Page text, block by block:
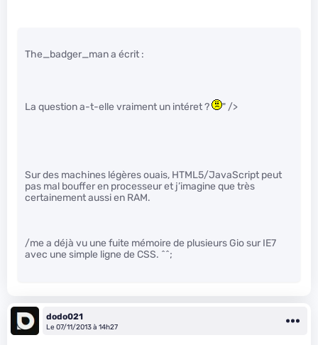
The_badger_man a écrit :
La question a-t-elle vraiment un intéret ? " />
Sur des machines légères ouais, HTML5/JavaScript peut
pas mal bouffer en processeur et j’imagine que très
certainement aussi en RAM.
/me a déjà vu une fuite mémoire de plusieurs Gio sur IE7
avec une simple ligne de CSS. ^^;
dodo021
Le 07/11/2013 à 14h27